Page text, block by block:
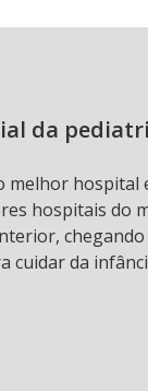
da
hospital
hospitais do
chegando
da